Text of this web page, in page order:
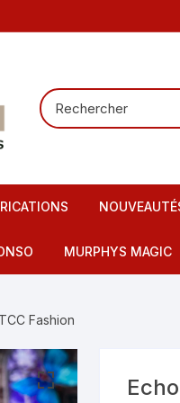
– FI – Fils – Cordes
MURPHYS MAGIC
Fashion